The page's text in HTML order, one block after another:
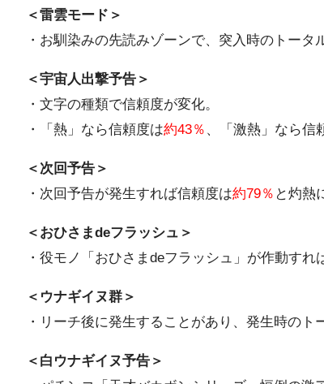
＜雷雲モード＞
・お馴染みの先読みゾーンで、突入時のトータ
＜宇宙人出撃予告＞
・文字の種類で信頼度が変化。
・「熱」なら信頼度は約43％ 、「激熱」なら信
＜次回予告＞
・次回予告が発生すれば信頼度は約79％ と灼熱
＜おひさまdeフラッシュ＞
・役モノ「おひさまdeフラッシュ」が作動すれ
＜ウナギイヌ群＞
・リーチ後に発生することがあり、発生時のト
＜白ウナギイヌ予告＞